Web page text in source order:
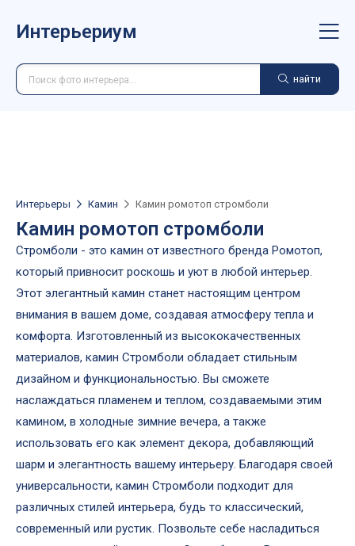
Интерьериум
найти
Интерьеры Камин Камин ромотоп стромболи
Камин ромотоп стромболи
Стромболи - это камин от известного бренда Ромотоп,
который привносит роскошь и уют в любой интерьер.
Этот элегантный камин станет настоящим центром
внимания в вашем доме, создавая атмосферу тепла и
комфорта. Изготовленный из высококачественных
материалов, камин Стромболи обладает стильным
дизайном и функциональностью. Вы сможете
наслаждаться пламенем и теплом, создаваемыми этим
камином, в холодные зимние вечера, а также
использовать его как элемент декора, добавляющий
шарм и элегантность вашему интерьеру. Благодаря своей
универсальности, камин Стромболи подходит для
различных стилей интерьера, будь то классический,
современный или рустик. Позвольте себе насладиться